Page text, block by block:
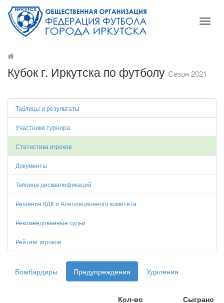
Кубок г. Иркутска по футболу Сезон 2021
Таблицы и результаты
Участники турнира
Статистика игроков
Документы
Таблица дисквалификаций
Решения КДК и Апелляционного комитета
Рекомендованные судьи
Рейтинг игроков
Бомбардиры Предупреждения Удаления
Кол-во
Сыграно